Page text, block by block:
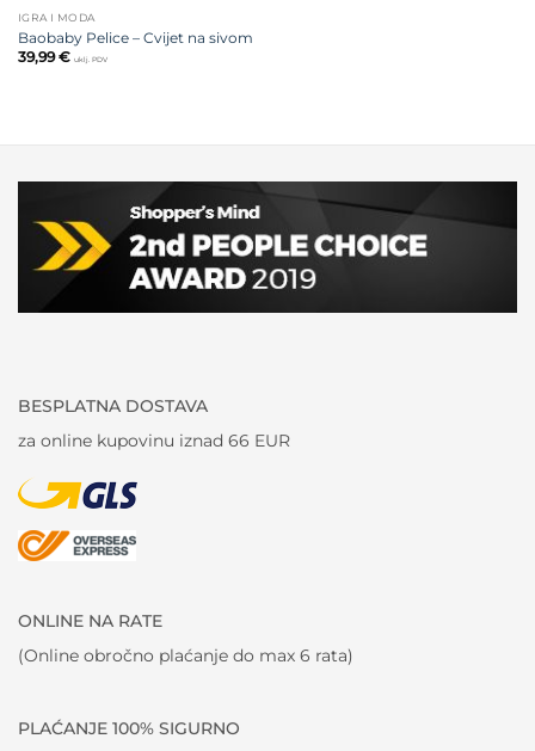
IGRA I MODA
Baobaby Pelice – Cvijet na sivom
39,99€ uklj. PDV
BESPLATNA DOSTAVA
za online kupovinu iznad 66 EUR
ONLINE NA RATE
(Online obročno plaćanje do max 6 rata)
PLAĆANJE 100% SIGURNO